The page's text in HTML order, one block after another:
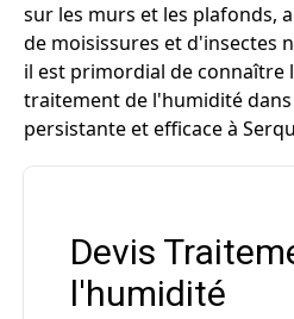
sur les murs et les plafonds,
de moisissures et d'insectes
il est primordial de connaître
traitement de l'humidité dans
persistante et efficace à
Devis
l'humidité